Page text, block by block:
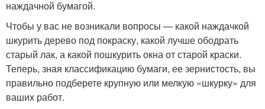
наждачной бумагой.
Чтобы у вас не возникали вопросы — какой наждачкой
шкурить дерево под покраску, какой лучше ободрать
старый лак, а какой пошкурить окна от старой краски.
Теперь, зная классификацию бумаги, ее зернистость, вы
правильно подберете крупную или мелкую «шкурку» для
ваших работ.